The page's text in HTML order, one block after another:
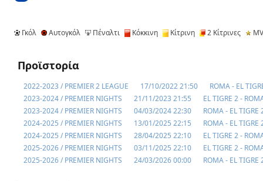
Γκόλ Αυτογκόλ Πέναλτι Κόκκινη Κίτρινη 2 Κίτρινες
Προϊστορία
2022-2023 / PREMIER 2 LEAGUE 17/10/2022 21:50
ROMA - EL
2023-2024 / PREMIER NIGHTS
21/11/2023 21:55
EL TIGRE 2 -
2023-2024 / PREMIER NIGHTS
04/03/2024 22:30
ROMA - EL TIGRE
2024-2025 / PREMIER NIGHTS
13/01/2025 22:15
ROMA - EL TIGRE
2024-2025 / PREMIER NIGHTS
28/04/2025 22:10
EL TIGRE 2 -
2025-2026 / PREMIER NIGHTS
03/11/2025 22:10
EL TIGRE 2 -
2025-2026 / PREMIER NIGHTS
24/03/2026 00:00 ROMA - EL TIGRE